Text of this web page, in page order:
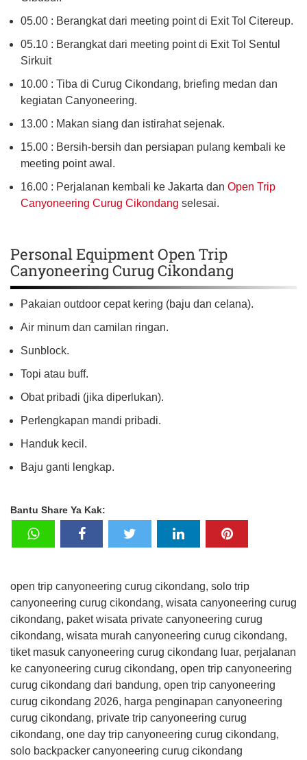
05.00 : Berangkat dari meeting point di Exit Tol Citereup.
05.10 : Berangkat dari meeting point di Exit Tol Sentul
Sirkuit
10.00 : Tiba di Curug Cikondang, briefing medan dan
kegiatan Canyoneering.
13.00 : Makan siang dan istirahat sejenak.
15.00 : Bersih-bersih dan persiapan pulang kembali ke
meeting point awal.
16.00 : Perjalanan kembali ke Jakarta dan Open Trip
Canyoneering Curug Cikondang selesai.
Personal Equipment Open Trip
Canyoneering Curug Cikondang
Pakaian outdoor cepat kering (baju dan celana).
Air minum dan camilan ringan.
Sunblock.
Topi atau buff.
Obat pribadi (jika diperlukan).
Perlengkapan mandi pribadi.
Handuk kecil.
Baju ganti lengkap.
Bantu Share Ya Kak:
open trip canyoneering curug cikondang, solo trip
canyoneering curug cikondang, wisata canyoneering curug
cikondang, paket wisata private canyoneering curug
cikondang, wisata murah canyoneering curug cikondang,
tiket masuk canyoneering curug cikondang luar, perjalanan
ke canyoneering curug cikondang, open trip canyoneering
curug cikondang dari bandung, open trip canyoneering
curug cikondang 2026, harga penginapan canyoneering
curug cikondang, private trip canyoneering curug
cikondang, one day trip canyoneering curug cikondang,
solo backpacker canyoneering curug cikondang